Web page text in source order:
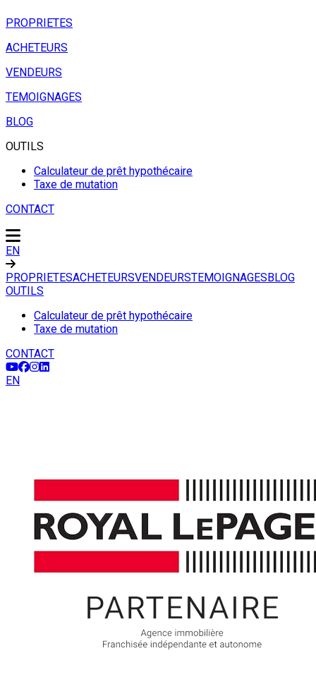
PROPRIETES
ACHETEURS
VENDEURS
TEMOIGNAGES
BLOG
OUTILS
Calculateur de prêt hypothécaire
Taxe de mutation
CONTACT
EN
PROPRIETESACHETEURSVENDEURSTEMOIGNAGESBLOG
OUTILS
Calculateur de prêt hypothécaire
Taxe de mutation
CONTACT
EN